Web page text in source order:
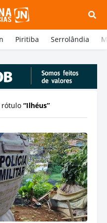
Piritiba Serrolândia
rótulo Ilhéus